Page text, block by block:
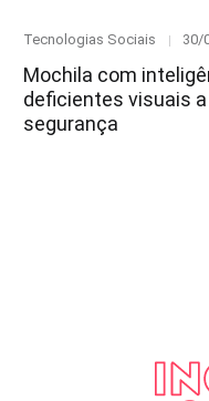
Category
Tecnologias Sociais 30/
Mochila com
deficientes visuais
segurança